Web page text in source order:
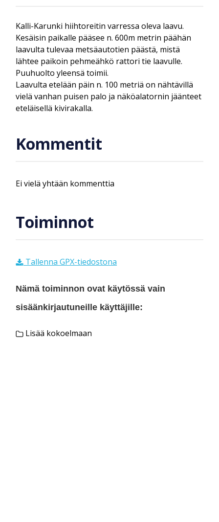
Kalli-Karunki hiihtoreitin varressa oleva laavu.
Kesäisin paikalle pääsee n. 600m metrin päähän
laavulta tulevaa metsäautotien päästä, mistä
lähtee paikoin pehmeähkö rattori tie laavulle.
Puuhuolto yleensä toimii.
Laavulta etelään päin n. 100 metriä on nähtävillä
vielä vanhan puisen palo ja näköalatornin jäänteet
eteläisellä kivirakalla.
Kommentit
Ei vielä yhtään kommenttia
Toiminnot
Tallenna GPX-tiedostona
Nämä toiminnon ovat käytössä vain
sisäänkirjautuneille käyttäjille:
Lisää kokoelmaan